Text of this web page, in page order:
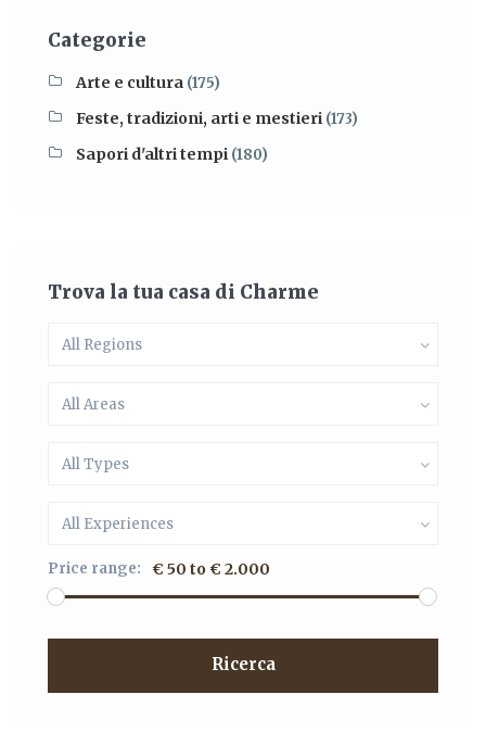
Categorie
Arte e cultura (175)
Feste, tradizioni, arti e mestieri (173)
Sapori d'altri tempi (180)
Trova la tua casa di Charme
All Regions
All Areas
All Types
All Experiences
Price range: € 50 to € 2.000
Ricerca